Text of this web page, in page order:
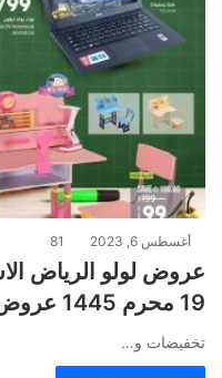
أغسطس 6, 2023 81
19 محرم 1445 عروض العودة للمدرسة
تخفيضات و…